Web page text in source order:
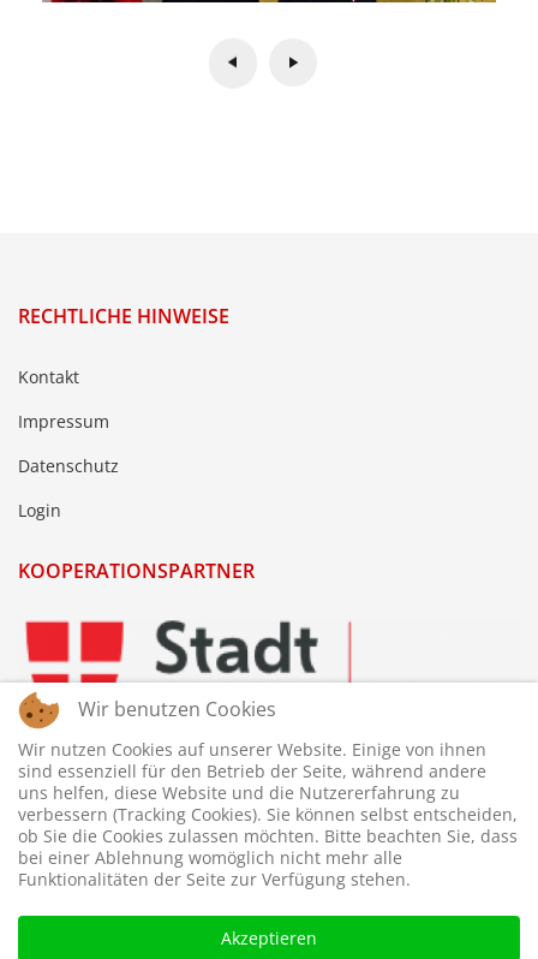
RECHTLICHE HINWEISE
Kontakt
Impressum
Datenschutz
Login
KOOPERATIONSPARTNER
Wir benutzen Cookies
Wir nutzen Cookies auf unserer Website. Einige von ihnen
sind essenziell für den Betrieb der Seite, während andere
uns helfen, diese Website und die Nutzererfahrung zu
verbessern (Tracking Cookies). Sie können selbst entscheiden,
ob Sie die Cookies zulassen möchten. Bitte beachten Sie, dass
bei einer Ablehnung womöglich nicht mehr alle
Funktionalitäten der Seite zur Verfügung stehen.
Akzeptieren